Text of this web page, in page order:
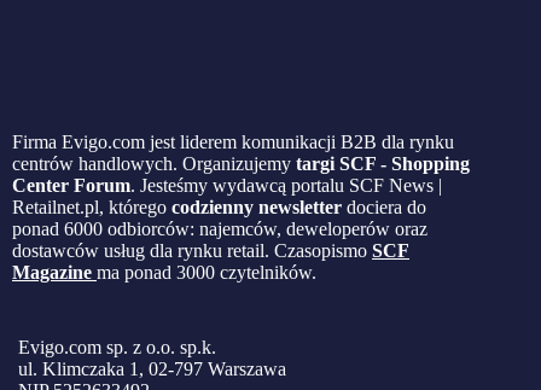
Firma Evigo.com jest liderem komunikacji B2B dla rynku
centrów handlowych. Organizujemy targi SCF - Shopping
Center Forum. Jesteśmy wydawcą portalu SCF News |
Retailnet.pl, którego codzienny newsletter dociera do
ponad 6000 odbiorców: najemców, deweloperów oraz
dostawców usług dla rynku retail. Czasopismo SCF
Magazine ma ponad 3000 czytelników.
Evigo.com sp. z o.o. sp.k.
ul. Klimczaka 1, 02-797 Warszawa